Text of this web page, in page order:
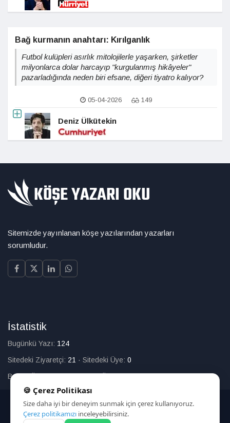
Bağ kurmanın anahtarı: Kırılganlık
Futbol kulüpleri asırlık mitolojilerle yaşarken, şirketler
milyonlarca dolar harcayıp "kurgulanmış hikâyeler"
pazarladığında neden biri efsane, diğeri tiyatro kalıyor?
05-04-2026 149
Deniz Ülkütekin
Sitemizde yayınlanan köşe yazılarından yazarları
sorumludur.
İstatistik
Bugünkü Yazı: 124
Sitedeki Ziyaretçi: 21 · Sitedeki Üye: 0
Bugün Üye Olan:0·Toplam Üye:226
© 2025
🍪 Çerez Politikası
Size daha iyi bir deneyim sunmak için çerez kullanıyoruz.
Çerez politikamızı inceleyebilirsiniz.